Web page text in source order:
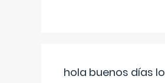
hola buenos días lo